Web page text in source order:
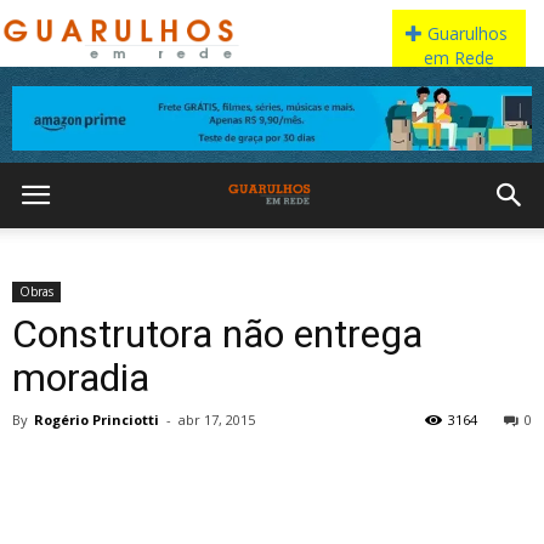
Obras
Construtora não entrega
moradia
By Rogério Princiotti - abr 17, 2015 0
3164